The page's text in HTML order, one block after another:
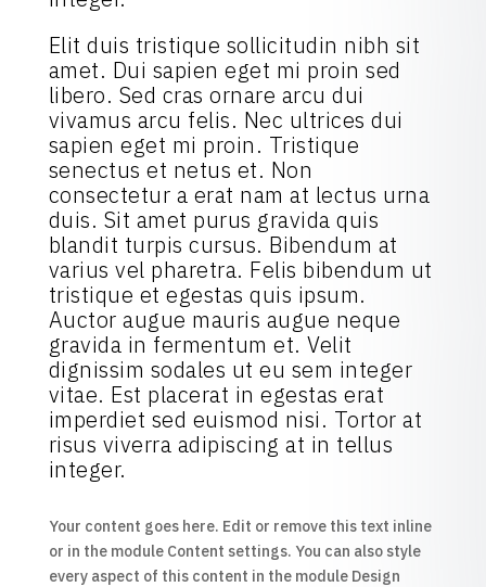
Elit duis tristique sollicitudin nibh sit
amet. Dui sapien eget mi proin sed
libero. Sed cras ornare arcu dui
vivamus arcu felis. Nec ultrices dui
sapien eget mi proin. Tristique
senectus et netus et. Non
consectetur a erat nam at lectus urna
duis. Sit amet purus gravida quis
blandit turpis cursus. Bibendum at
varius vel pharetra. Felis bibendum ut
tristique et egestas quis ipsum.
Auctor augue mauris augue neque
gravida in fermentum et. Velit
dignissim sodales ut eu sem integer
vitae. Est placerat in egestas erat
imperdiet sed euismod nisi. Tortor at
risus viverra adipiscing at in tellus
integer.
Your content goes here. Edit or remove this text inline
or in the module Content settings. You can also style
every aspect of this content in the module Design